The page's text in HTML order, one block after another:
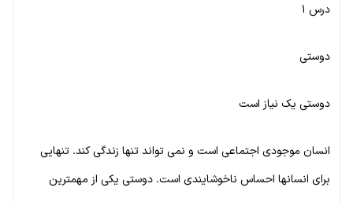
درس ۱
دوستی
دوستی یک نیاز است
انسان موجودی اجتماعی است و نمی تواند تنها زندگی کند. تنهایی
برای انسانها احساس ناخوشایندی است. دوستی یکی از مهمترین